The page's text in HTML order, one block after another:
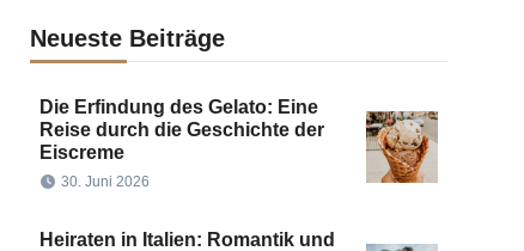
Neueste Beiträge
Die Erfindung des Gelato: Eine
Reise durch die Geschichte der
Eiscreme
30. Juni 2026
Heiraten in Italien: Romantik und